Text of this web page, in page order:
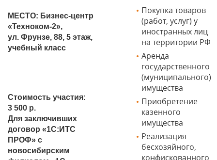
МЕСТО: Бизнес-центр
«Техноком-2»,
ул. Фрунзе, 88, 5 этаж,
учебный класс
Стоимость участия:
3 500 р.
Для заключивших
договор «1С:ИТС
ПРОФ» с
новосибирским
Покупка товаров
(работ, услуг) у
иностранных лиц
на территории РФ
Аренда
государственного
(муниципального)
имущества
Приобретение
казенного
имущества
Реализация
бесхозяйного,
конфискованного